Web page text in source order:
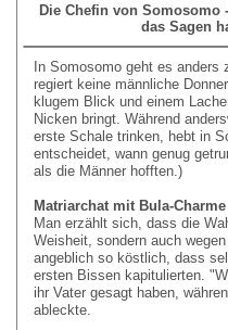
Die Chefin von Somosomo
das Sagen
In Somosomo geht es
regiert keine männliche
klugem Blick und einem
Nicken bringt. Während
erste Schale trinken, hebt in
entscheidet, wann genug
als die Männer hofften.)
Matriarchat mit Bula-Charme
Man erzählt sich, dass die
Weisheit, sondern auch
angeblich so köstlich, dass
ersten Bissen kapitulierten.
ihr Vater gesagt haben,
ableckte.